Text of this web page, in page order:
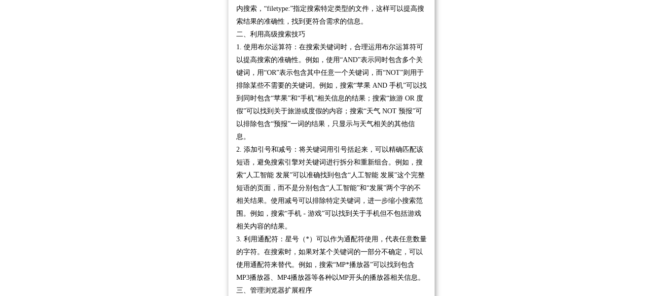
内搜索，“filetype:”指定搜索特定类型的文件，这样可以提高搜
索结果的准确性，找到更符合需求的信息。
二、利用高级搜索技巧
1. 使用布尔运算符：在搜索关键词时，合理运用布尔运算符可
以提高搜索的准确性。例如，使用“AND”表示同时包含多个关
键词，用“OR”表示包含其中任意一个关键词，而“NOT”则用于
排除某些不需要的关键词。例如，搜索“苹果 AND 手机”可以找
到同时包含“苹果”和“手机”相关信息的结果；搜索“旅游 OR 度
假”可以找到关于旅游或度假的内容；搜索“天气 NOT 预报”可
以排除包含“预报”一词的结果，只显示与天气相关的其他信
息。
2. 添加引号和减号：将关键词用引号括起来，可以精确匹配该
短语，避免搜索引擎对关键词进行拆分和重新组合。例如，搜
索“人工智能 发展”可以准确找到包含“人工智能 发展”这个完整
短语的页面，而不是分别包含“人工智能”和“发展”两个字的不
相关结果。使用减号可以排除特定关键词，进一步缩小搜索范
围。例如，搜索“手机 - 游戏”可以找到关于手机但不包括游戏
相关内容的结果。
3. 利用通配符：星号（*）可以作为通配符使用，代表任意数量
的字符。在搜索时，如果对某个关键词的一部分不确定，可以
使用通配符来替代。例如，搜索“MP*播放器”可以找到包含
MP3播放器、MP4播放器等各种以MP开头的播放器相关信息。
三、管理浏览器扩展程序